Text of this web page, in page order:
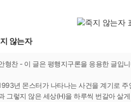
않는자
형찬 - 이 글은 평행지구론을 응용한 글입
년 몬스터가 나타나는 사건을 계기로
그렇지 않은 세상(H)을 하루씩 번갈아 살